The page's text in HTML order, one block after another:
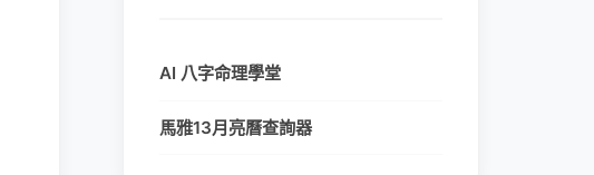
AI 八字命理學堂
馬雅13月亮曆查詢器